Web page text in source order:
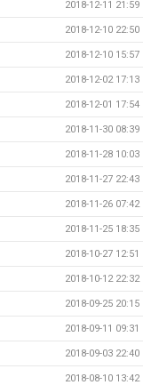
2018-12-11 21:59
2018-12-10 22:50
2018-12-10 15:57
2018-12-02 17:13
2018-12-01 17:54
2018-11-30 08:39
2018-11-28 10:03
2018-11-27 22:43
2018-11-26 07:42
2018-11-25 18:35
2018-10-27 12:51
2018-10-12 22:32
2018-09-25 20:15
2018-09-11 09:31
2018-09-03 22:40
2018-08-10 13:42